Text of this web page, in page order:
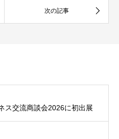
ス交流商談会2026に初出展